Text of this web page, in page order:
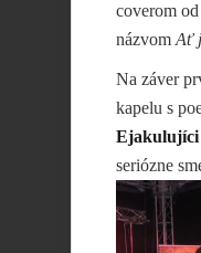
coverom
názvom Ať
Na záver
kapelu s
Ejakulujíci
seriózne